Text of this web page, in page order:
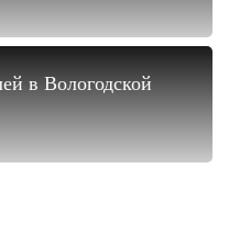
в Вологодской